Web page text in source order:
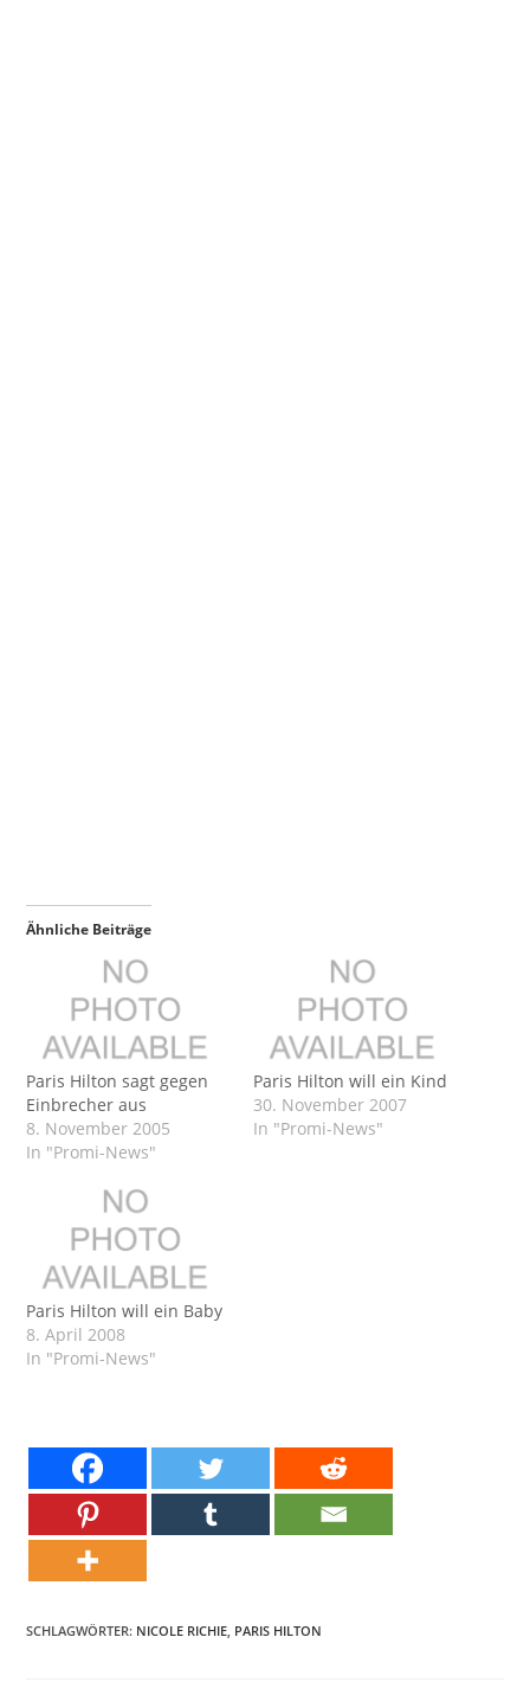
Ähnliche Beiträge
Paris Hilton sagt gegen
Einbrecher aus
8. November 2005
In "Promi-News"
Paris Hilton will ein Kind
30. November 2007
In "Promi-News"
Paris Hilton will ein Baby
8. April 2008
In "Promi-News"
SCHLAGWÖRTER: NICOLE RICHIE, PARIS HILTON